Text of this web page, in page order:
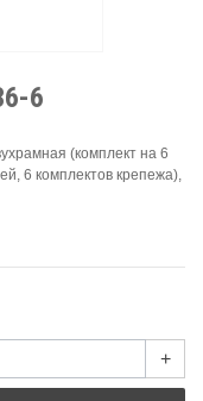
6
(комплект на 6
6 комплектов крепежа),
+